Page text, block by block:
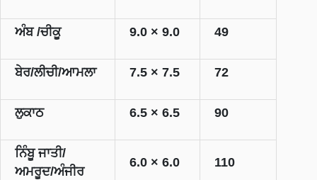
ਅੰਬ /ਚੀਕੂ 9.0 × 9.0 49
ਬੇਰ/ਲੀਚੀ/ਆਮਲਾ 7.5 × 7.5 72
ਲੁਕਾਠ 6.5 × 6.5 90
ਨਿੰਬੂ ਜਾਤੀ/
ਅਮਰੂਦ/ਅੰਜੀਰ
6.0 × 6.0 110